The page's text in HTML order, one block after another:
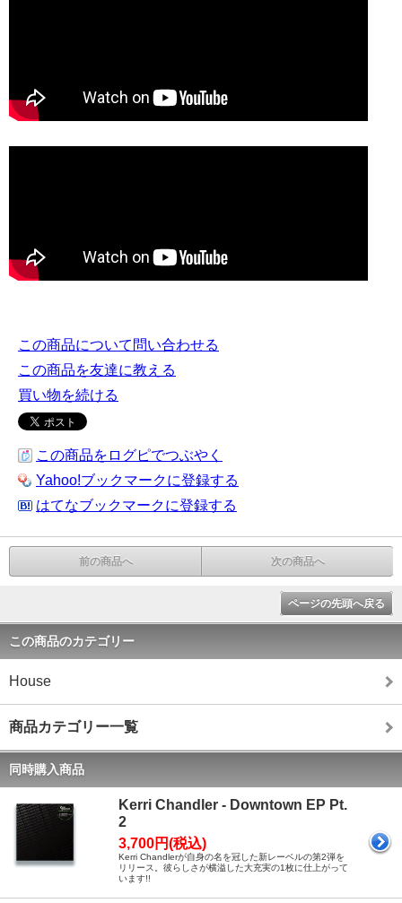
この商品について問い合わせる
この商品を友達に教える
買い物を続ける
この商品をログピでつぶやく
Yahoo!ブックマークに登録する
はてなブックマークに登録する
前の商品へ 次の商品へ
ページの先頭へ戻る
この商品のカテゴリー
House
商品カテゴリー一覧
同時購入商品
Kerri Chandler - Downtown EP Pt.
2
3,700円(税込)
Kerri Chandlerが自身の名を冠した新レーベルの第2弾を
リリース。彼らしさが横溢した大充実の1枚に仕上がって
います!!